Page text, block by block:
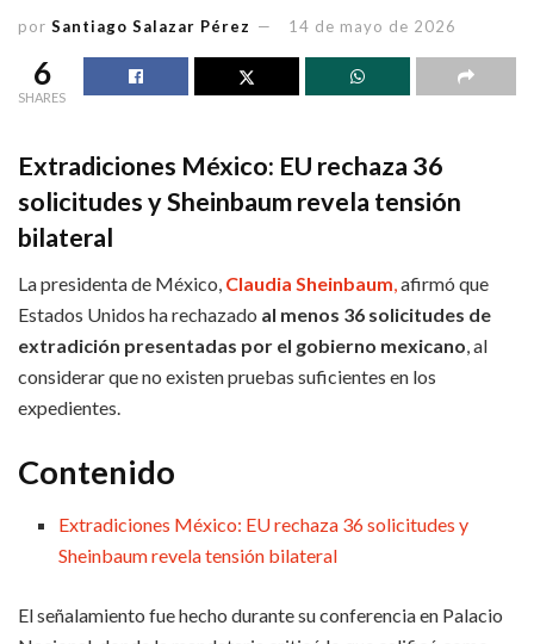
por Santiago Salazar Pérez 14 de mayo de 2026
6
SHARES
Extradiciones México: EU rechaza 36
solicitudes y Sheinbaum revela tensión
bilateral
La presidenta de México, Claudia Sheinbaum,afirmó que
Estados Unidos ha rechazado al menos 36 solicitudes de
extradición presentadas por el gobierno mexicano, al
considerar que no existen pruebas suficientes en los
expedientes.
Contenido
Extradiciones México: EU rechaza 36 solicitudes y
Sheinbaum revela tensión bilateral
El señalamiento fue hecho durante su conferencia en Palacio